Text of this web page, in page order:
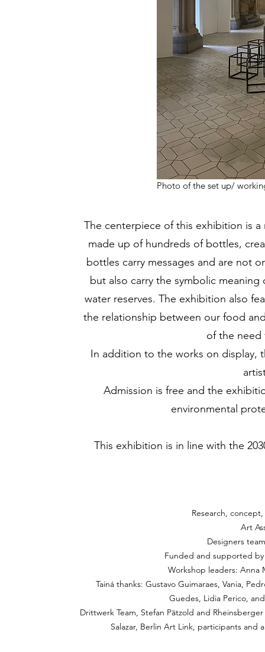
Photo of the set up/
The centerpiece of this exhibition is
made up of hundreds of bottles,
bottles carry messages and are not
but also carry the symbolic
water reserves. The exhibition also
the relationship between our food
of the need
In addition to the works on display,
Admission is free and the
environmental
This exhibition is in line with the
Research,
Art
Designers
Funded and supported by
Workshop leaders: Anna
Tainá thanks: Gustavo Guimaraes, Vania,
Guedes, Lidia Perico,
Drittwerk Team, Stefan Pätzold and
Salazar, Berlin Art Link, participants